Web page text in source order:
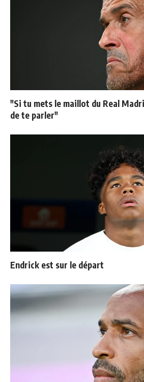
"Si tu mets le maillot du Real
de te parler"
Endrick est sur le départ